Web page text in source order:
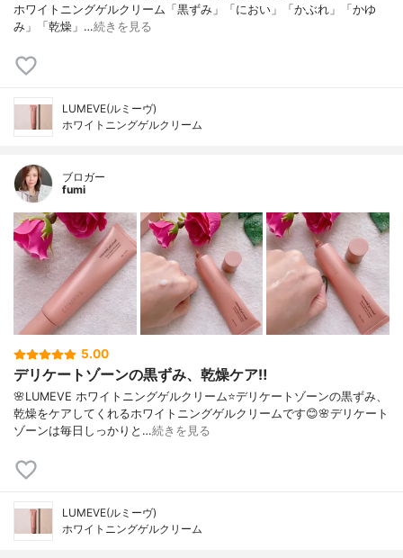
ホワイトニングゲルクリーム⁡⁡「黒ずみ」「におい」「かぶれ」「かゆ
み」「乾燥」…続きを見る
LUMEVE(ルミーヴ)
ホワイトニングゲルクリーム
ブロガー
fumi
5.00
デリケートゾーンの黒ずみ、乾燥ケア‼️
🌸LUMEVE ホワイトニングゲルクリーム⭐️デリケートゾーンの黒ずみ、
乾燥をケアしてくれるホワイトニングゲルクリームです😊🌸デリケート
ゾーンは毎日しっかりと…続きを見る
LUMEVE(ルミーヴ)
ホワイトニングゲルクリーム